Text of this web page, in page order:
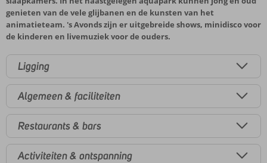
genieten van de vele glijbanen en de kunsten van het
animatieteam. 's Avonds zijn er uitgebreide shows, minidisco voor
de kinderen en livemuziek voor de ouders.
Ligging
Algemeen & faciliteiten
Restaurants & bars
Activiteiten & ontspanning